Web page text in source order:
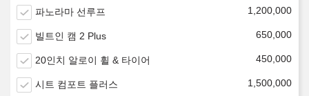
파노라마 선루프 1,200,000
빌트인 캠 2 Plus 650,000
20인치 알로이 휠 & 타이어 450,000
시트 컴포트 플러스 1,500,000